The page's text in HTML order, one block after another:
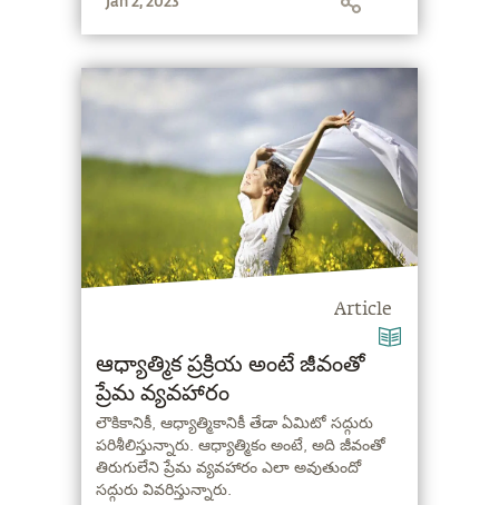
Article
ఆధ్యాత్మిక ప్రక్రియ అంటే జీవంతో
ప్రేమ వ్యవహారం
లౌకికానికీ, ఆధ్యాత్మికానికీ తేడా ఏమిటో సద్గురు
పరిశీలిస్తున్నారు. ఆధ్యాత్మికం అంటే, అది జీవంతో
తిరుగులేని ప్రేమ వ్యవహారం ఎలా అవుతుందో
సద్గురు వివరిస్తున్నారు.